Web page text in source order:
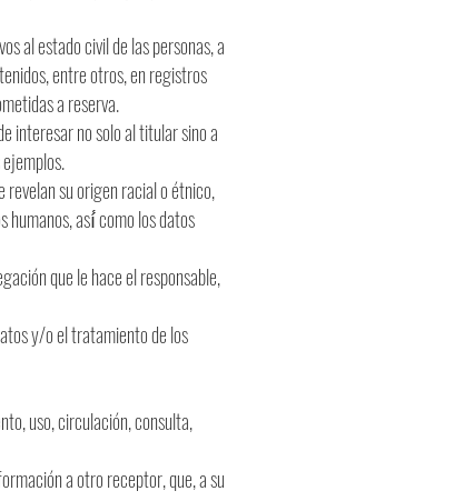
al estado civil de las personas, a
entre otros, en registros
a reserva.
interesar no solo al titular sino a
revelan su origen racial o étnico,
humanos, así́ como los datos
que le hace el responsable,
y/o el tratamiento de los
uso, circulación, consulta,
a otro receptor, que, a su